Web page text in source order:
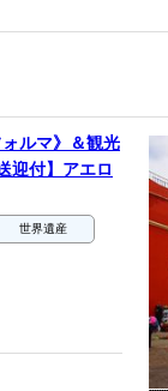
ルマ》＆観光
迎付】アエロ
世界遺産